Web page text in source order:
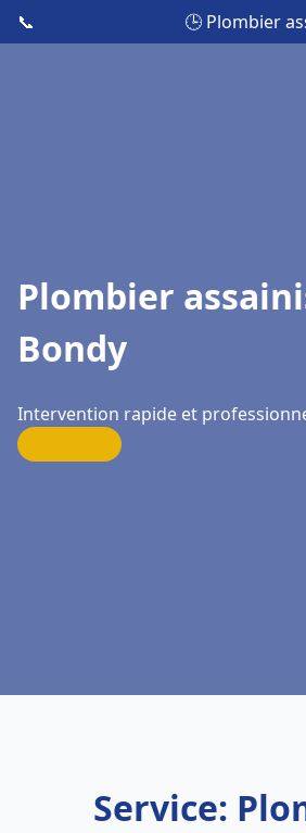
📞 🕒 Plombier
Plombier
Bondy
Intervention rapide et
Service: